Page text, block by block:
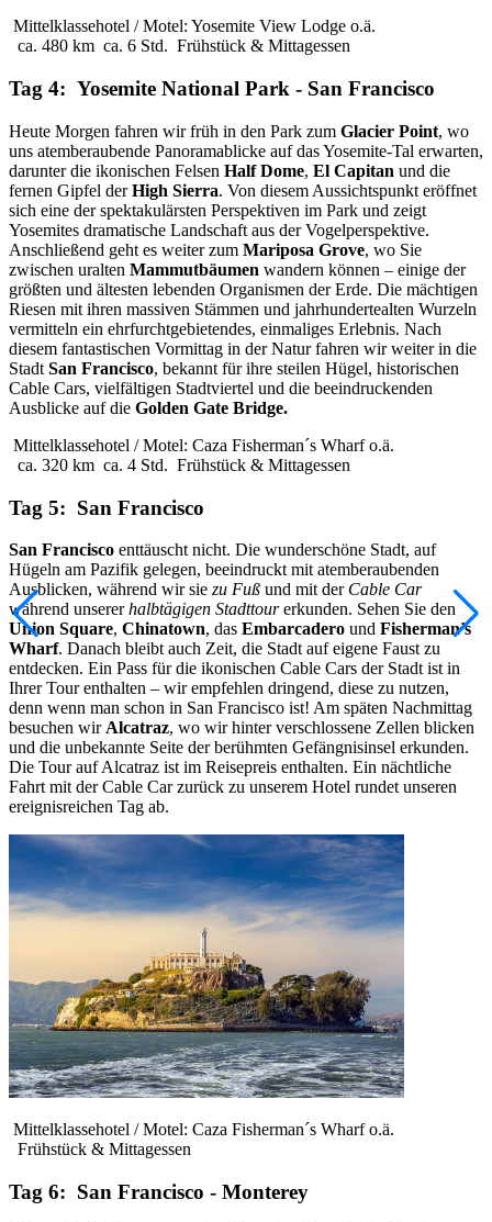
Mittelklassehotel / Motel: Yosemite View Lodge o.ä.
ca. 480 km ca. 6 Std. Frühstück & Mittagessen
Tag 4: Yosemite National Park - San Francisco
Heute Morgen fahren wir früh in den Park zum Glacier Point, wo
uns atemberaubende Panoramablicke auf das Yosemite-Tal erwarten,
darunter die ikonischen Felsen Half Dome, El Capitan und die
fernen Gipfel derHigh Sierra. Von diesem Aussichtspunkt eröffnet
sich eine der spektakulärsten Perspektiven im Park und zeigt
Yosemites dramatische Landschaft aus der Vogelperspektive.
Anschließend geht es weiter zum Mariposa Grove, wo Sie
zwischen uralten Mammutbäumen wandern können – einige der
größten und ältesten lebenden Organismen der Erde. Die mächtigen
Riesen mit ihren massiven Stämmen und jahrhundertealten Wurzeln
vermitteln ein ehrfurchtgebietendes, einmaliges Erlebnis. Nach
diesem fantastischen Vormittag in der Natur fahren wir weiter in die
Stadt San Francisco, bekannt für ihre steilen Hügel, historischen
Cable Cars, vielfältigen Stadtviertel und die beeindruckenden
Ausblicke auf die Golden Gate Bridge.
Mittelklassehotel / Motel: Caza Fisherman´s Wharf o.ä.
ca. 320 km ca. 4 Std. Frühstück & Mittagessen
Tag 5: San Francisco
San Francisco enttäuscht nicht. Die wunderschöne Stadt, auf
Hügeln am Pazifik gelegen, beeindruckt mit atemberaubenden
Ausblicken, während wir sie zu Fuß und mit der Cable Car
während unsererhalbtägigen Stadttourerkunden. Sehen Sie den
Union Square, Chinatown, das Embarcadero und Fisherman’s
Wharf. Danach bleibt auch Zeit, die Stadt auf eigene Faust zu
entdecken. Ein Pass für die ikonischen Cable Cars der Stadt ist in
Ihrer Tour enthalten – wir empfehlen dringend, diese zu nutzen,
denn wenn man schon in San Francisco ist! Am späten Nachmittag
besuchen wir Alcatraz, wo wir hinter verschlossene Zellen blicken
und die unbekannte Seite der berühmten Gefängnisinsel erkunden.
Die Tour auf Alcatraz ist im Reisepreis enthalten. Ein nächtliche
Fahrt mit der Cable Car zurück zu unserem Hotel rundet unseren
ereignisreichen Tag ab.
Mittelklassehotel / Motel: Caza Fisherman´s Wharf o.ä.
Frühstück & Mittagessen
Tag 6: San Francisco - Monterey